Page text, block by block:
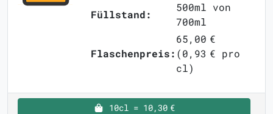
Füllstand:
500ml von
700ml
Flaschenpreis:
65,00 €
(0,93 € pro
cl)
10cl = 10,30 €